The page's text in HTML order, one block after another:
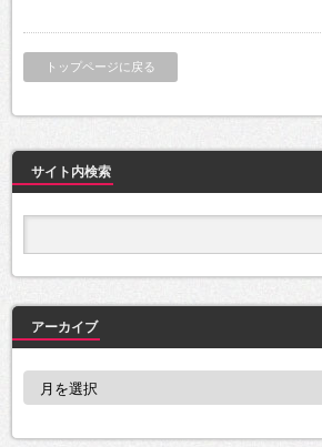
トップページに戻る
サイト内検索
アーカイブ
ア
ブ